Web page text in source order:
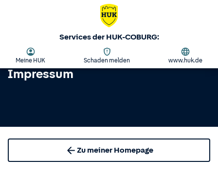
Services der HUK-COBURG:
Meine HUK Schaden melden www.huk.de
Impressum
Zu meiner Homepage